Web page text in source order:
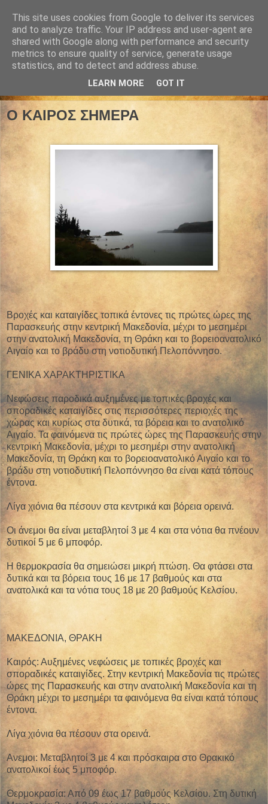
Ο ΚΑΙΡΟΣ ΣΗΜΕΡΑ
Βροχές και καταιγίδες τοπικά έντονες τις πρώτες ώρες της
Παρασκευής στην κεντρική Μακεδονία, μέχρι το μεσημέρι
στην ανατολική Μακεδονία, τη Θράκη και το βορειοανατολικό
Αιγαίο και το βράδυ στη νοτιοδυτική Πελοπόννησο.
ΓΕΝΙΚΑ ΧΑΡΑΚΤΗΡΙΣΤΙΚΑ
Νεφώσεις παροδικά αυξημένες με τοπικές βροχές και
σποραδικές καταιγίδες στις περισσότερες περιοχές της
χώρας και κυρίως στα δυτικά, τα βόρεια και το ανατολικό
Αιγαίο. Τα φαινόμενα τις πρώτες ώρες της Παρασκευής στην
κεντρική Μακεδονία, μέχρι το μεσημέρι στην ανατολική
Μακεδονία, τη Θράκη και το βορειοανατολικό Αιγαίο και το
βράδυ στη νοτιοδυτική Πελοπόννησο θα είναι κατά τόπους
έντονα.
Λίγα χιόνια θα πέσουν στα κεντρικά και βόρεια ορεινά.
Οι άνεμοι θα είναι μεταβλητοί 3 με 4 και στα νότια θα πνέουν
δυτικοί 5 με 6 μποφόρ.
Η θερμοκρασία θα σημειώσει μικρή πτώση. Θα φτάσει στα
δυτικά και τα βόρεια τους 16 με 17 βαθμούς και στα
ανατολικά και τα νότια τους 18 με 20 βαθμούς Κελσίου.
ΜΑΚΕΔΟΝΙΑ, ΘΡΑΚΗ
Καιρός: Αυξημένες νεφώσεις με τοπικές βροχές και
σποραδικές καταιγίδες. Στην κεντρική Μακεδονία τις πρώτες
ώρες της Παρασκευής και στην ανατολική Μακεδονία και τη
Θράκη μέχρι το μεσημέρι τα φαινόμενα θα είναι κατά τόπους
έντονα.
Λίγα χιόνια θα πέσουν στα ορεινά.
Ανεμοι: Μεταβλητοί 3 με 4 και πρόσκαιρα στο Θρακικό
ανατολικοί έως 5 μποφόρ.
Θερμοκρασία: Από 09 έως 17 βαθμούς Κελσίου. Στη δυτική
This site uses cookies from Google to deliver its services
and to analyze traffic. Your IP address and user-agent are
shared with Google along with performance and security
metrics to ensure quality of service, generate usage
statistics, and to detect and address abuse.
LEARN MORE GOT IT